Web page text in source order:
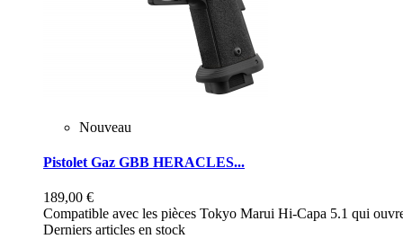
Nouveau
Pistolet Gaz GBB HERACLES...
189,00 €
Compatible avec les pièces Tokyo Marui Hi-Capa 5.1 qui
Derniers articles en stock